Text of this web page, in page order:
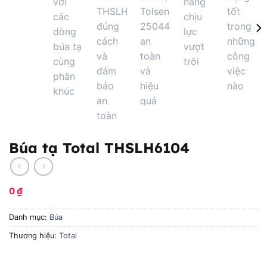
Búa tạ Total THSLH6104
0₫
Danh mục: Búa
Thương hiệu: Total